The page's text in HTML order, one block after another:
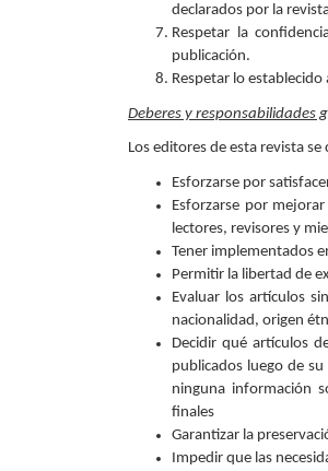
declarados por la
Respetar la
publicación.
Respetar lo
Deberes y responsabilidades
Los editores de esta revista
Esforzarse por
Esforzarse por
lectores, revisores y
Tener implementados
Permitir la libertad de
Evaluar los artículos
nacionalidad, origen
Decidir qué artículos
publicados luego de
ninguna información
finales
Garantizar la
Impedir que las